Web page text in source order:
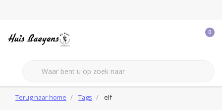
0
Terug naar home Tags elf